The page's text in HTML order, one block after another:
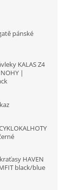
pánské
KALAS Z4
|
HAVEN
black/blue